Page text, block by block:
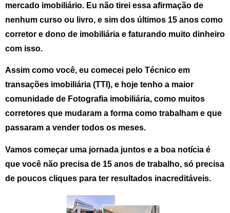
mercado imobiliário. Eu não tirei essa afirmação de
nenhum curso ou livro, e sim dos últimos 15 anos como
corretor e dono de imobiliária e faturando muito dinheiro
com isso.
Assim como você, eu comecei pelo Técnico em
transações imobiliária (TTI), e hoje tenho a maior
comunidade de Fotografia imobiliária, como muitos
corretores que mudaram a forma como trabalham e que
passaram a vender todos os meses.
Vamos começar uma jornada juntos e a boa notícia é
que você não precisa de 15 anos de trabalho, só precisa
de poucos cliques para ter resultados inacreditáveis.